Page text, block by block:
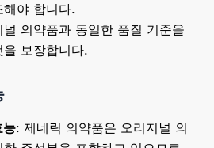
해야 합니다.
널 의약품과 동일한 품질 기준을
을 보장합니다.
능: 제네릭 의약품은 오리지널 의